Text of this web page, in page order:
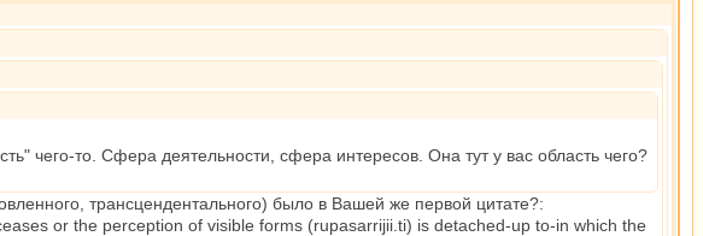
чего-то. Сфера деятельности, сфера интересов. Она тут у вас область чего?
трансцендентального) было в Вашей же первой цитате?:
or the perception of visible forms (rupasarrijii.ti) is detached-up to-in which the